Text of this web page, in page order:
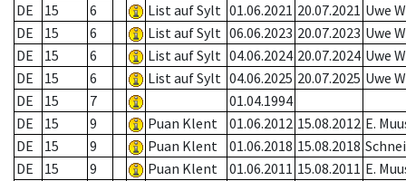
DE
15 6 List auf Sylt 01.06.2021 20.07.2021 Uwe
DE
15 6 List auf Sylt 06.06.2023 20.07.2023 Uwe
DE
15 6 List auf Sylt 04.06.2024 20.07.2024 Uwe
DE
15 6 List auf Sylt 04.06.2025 20.07.2025 Uwe
DE
15 7
01.04.1994
DE
15 9 Puan Klent 01.06.2012 15.08.2012 E.
DE
15 9 Puan Klent 01.06.2018 15.08.2018
DE
15 9 Puan Klent 01.06.2011 15.08.2011 E.